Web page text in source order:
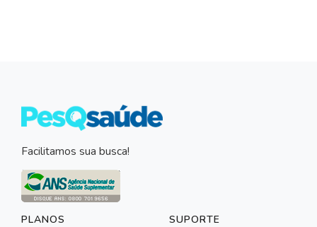
Facilitamos sua busca!
PLANOS SUPORTE